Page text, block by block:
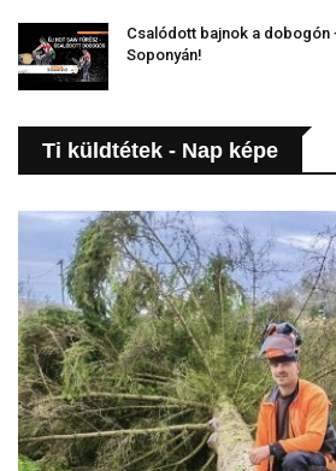
Csalódott bajnok a dobogón
Soponyán!
Ti küldtétek - Nap képe